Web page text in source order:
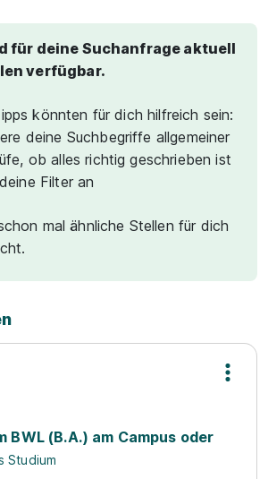
für deine Suchanfrage aktuell
verfügbar.
könnten für dich hilfreich sein:
deine Suchbegriffe allgemeiner
ob alles richtig geschrieben ist
Filter an
mal ähnliche Stellen für dich
BWL (B.A.) am Campus oder
Studium